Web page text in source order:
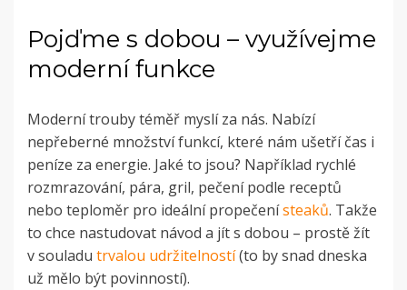
Pojďme s dobou – využívejme
moderní funkce
Moderní trouby téměř myslí za nás. Nabízí
nepřeberné množství funkcí, které nám ušetří čas i
peníze za energie. Jaké to jsou? Například rychlé
rozmrazování, pára, gril, pečení podle receptů
nebo teploměr pro ideální propečenísteaků. Takže
to chce nastudovat návod a jít s dobou – prostě žít
v souladu trvalou udržitelností(to by snad dneska
už mělo být povinností).